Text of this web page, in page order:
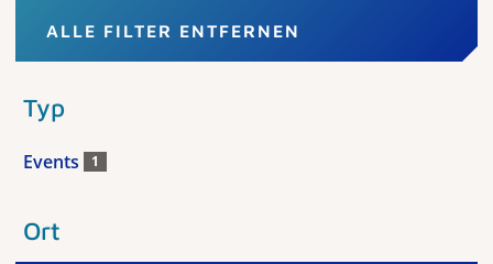
ALLE FILTER ENTFERNEN
Typ
Events 1
Ort